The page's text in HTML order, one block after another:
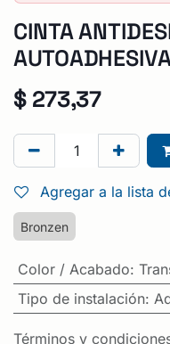
CINTA
$ 273,37
Agregar a la lista
Bronzen
Color / Acabado:
Tipo de instalación:
Términos y